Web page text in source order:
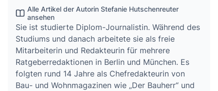
Alle Artikel der Autorin Stefanie Hutschenreuter
ansehen
Sie ist studierte Diplom-Journalistin. Während des
Studiums und danach arbeitete sie als freie
Mitarbeiterin und Redakteurin für mehrere
Ratgeberredaktionen in Berlin und München. Es
folgten rund 14 Jahre als Chefredakteurin von
Bau- und Wohnmagazinen wie „Der Bauherr“ und